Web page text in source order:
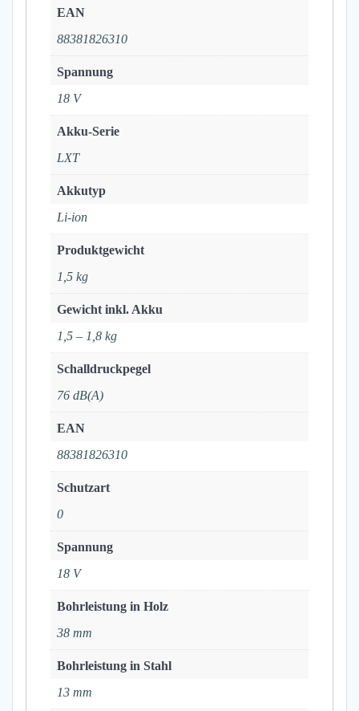
EAN
88381826310
Spannung
18 V
Akku-Serie
LXT
Akkutyp
Li-ion
Produktgewicht
1,5 kg
Gewicht inkl. Akku
1,5 – 1,8 kg
Schalldruckpegel
76 dB(A)
EAN
88381826310
Schutzart
0
Spannung
18 V
Bohrleistung in Holz
38 mm
Bohrleistung in Stahl
13 mm